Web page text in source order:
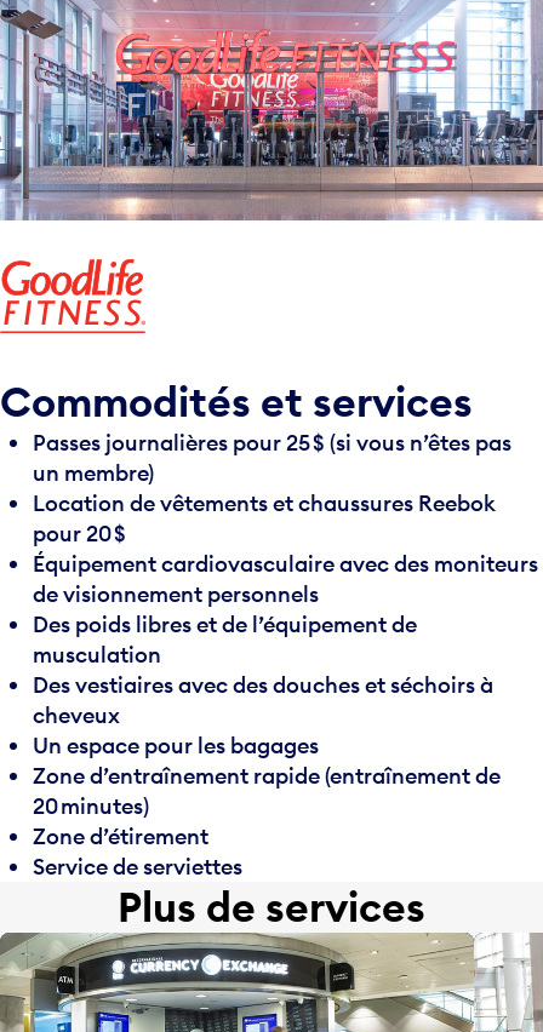
Commodités et services
Passes journalières pour 25 $ (si vous n’êtes pas
un membre)
Location de vêtements et chaussures Reebok
pour 20 $
Équipement cardiovasculaire avec des moniteurs
de visionnement personnels
Des poids libres et de l’équipement de
musculation
Des vestiaires avec des douches et séchoirs à
cheveux
Un espace pour les bagages
Zone d’entraînement rapide (entraînement de
20 minutes)
Zone d’étirement
Service de serviettes
Plus de services